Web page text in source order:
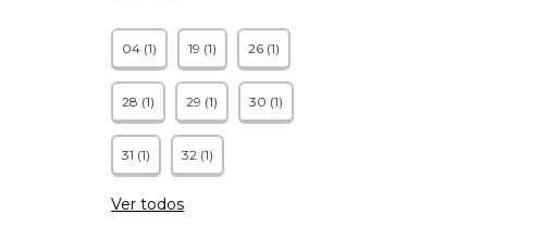
04 (1) 19 (1) 26 (1)
28 (1) 29 (1) 30 (1)
31 (1) 32 (1)
Ver todos